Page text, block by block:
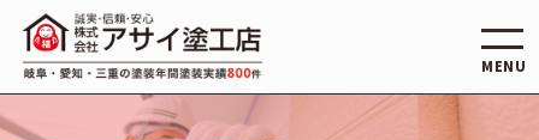
MENU